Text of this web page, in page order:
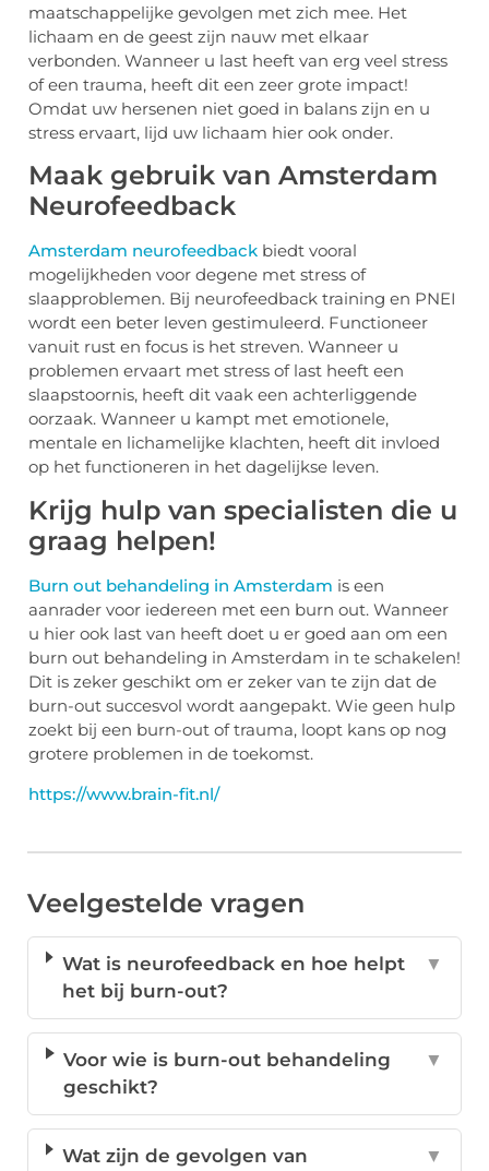
maatschappelijke gevolgen met zich mee. Het
lichaam en de geest zijn nauw met elkaar
verbonden. Wanneer u last heeft van erg veel stress
of een trauma, heeft dit een zeer grote impact!
Omdat uw hersenen niet goed in balans zijn en u
stress ervaart, lijd uw lichaam hier ook onder.
Maak gebruik van Amsterdam
Neurofeedback
Amsterdam neurofeedback biedt vooral
mogelijkheden voor degene met stress of
slaapproblemen. Bij neurofeedback training en PNEI
wordt een beter leven gestimuleerd. Functioneer
vanuit rust en focus is het streven. Wanneer u
problemen ervaart met stress of last heeft een
slaapstoornis, heeft dit vaak een achterliggende
oorzaak. Wanneer u kampt met emotionele,
mentale en lichamelijke klachten, heeft dit invloed
op het functioneren in het dagelijkse leven.
Krijg hulp van specialisten die u
graag helpen!
Burn out behandeling in Amsterdam is een
aanrader voor iedereen met een burn out. Wanneer
u hier ook last van heeft doet u er goed aan om een
burn out behandeling in Amsterdam in te schakelen!
Dit is zeker geschikt om er zeker van te zijn dat de
burn-out succesvol wordt aangepakt. Wie geen hulp
zoekt bij een burn-out of trauma, loopt kans op nog
grotere problemen in de toekomst.
https://www.brain-fit.nl/
Veelgestelde vragen
Wat is neurofeedback en hoe helpt
het bij burn-out?
▼
Voor wie is burn-out behandeling
geschikt?
▼
Wat zijn de gevolgen van
▼